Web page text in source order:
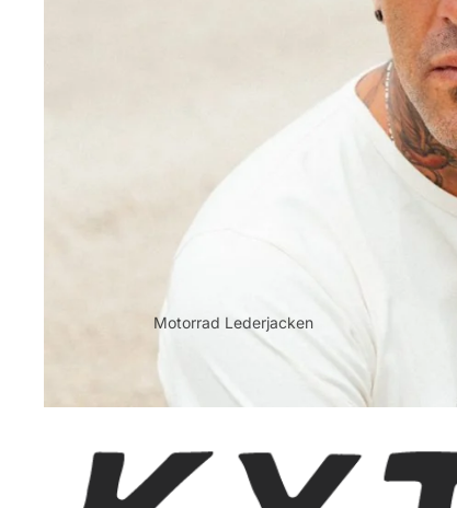
Motorrad Lederjacken
Lederjacken damen
Lederjacken Herren
Textiljacken
Textiljacken Damen